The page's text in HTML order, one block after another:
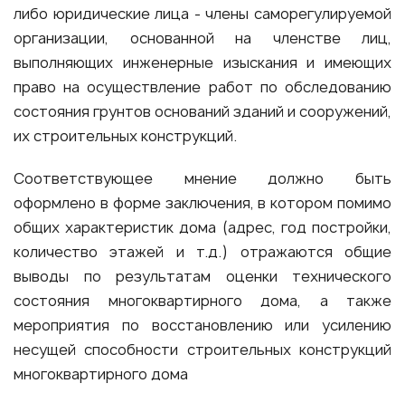
либо юридические лица - члены саморегулируемой
организации, основанной на членстве лиц,
выполняющих инженерные изыскания и имеющих
право на осуществление работ по обследованию
состояния грунтов оснований зданий и сооружений,
их строительных конструкций.
Соответствующее мнение должно быть
оформлено в форме заключения, в котором помимо
общих характеристик дома (адрес, год постройки,
количество этажей и т.д.) отражаются общие
выводы по результатам оценки технического
состояния многоквартирного дома, а также
мероприятия по восстановлению или усилению
несущей способности строительных конструкций
многоквартирного дома